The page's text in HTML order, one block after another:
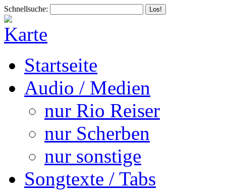
Schnellsuche:
Startseite
Audio / Medien
nur Rio Reiser
nur Scherben
nur sonstige
Songtexte / Tabs